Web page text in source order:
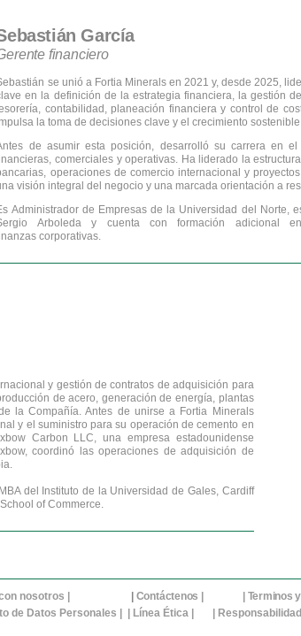
García
financiero
se unió a Fortia Minerals en 2021 y, desde 2025,
en la definición de la estrategia financiera, la gestión
contabilidad, planeación financiera y control de
la toma de decisiones clave y el crecimiento
de asumir esta posición, desarrolló su carrera en
comerciales y operativas. Ha liderado la
operaciones de comercio internacional y
visión integral del negocio y una marcada orientación a
Administrador de Empresas de la Universidad del Norte,
Arboleda y cuenta con formación adicional
corporativas.
y gestión de contratos de adquisición para
de acero, generación de energía, plantas
la Compañía. Antes de unirse a Fortia Minerals
y el suministro para su operación de cemento en
Carbon LLC, una empresa estadounidense
coordinó las operaciones de adquisición de
del Instituto de la Universidad de Gales, Cardiff
of Commerce.
nosotros Contáctenos Terminos
de Datos Personales | Línea Ética|